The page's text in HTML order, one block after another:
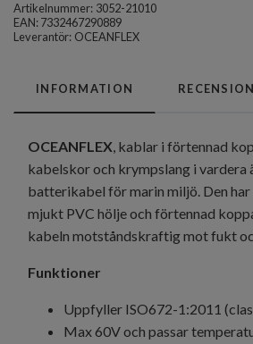
Artikelnummer: 3052-21010
EAN: 7332467290889
Leverantör: OCEANFLEX
INFORMATION
OCEANFLEX, kablar i förtennad
kabelskor och krympslang i vardera
batterikabel för marin miljö. Den
mjukt PVC hölje och förtennad
kabeln motståndskraftig mot fukt
Funktioner
Uppfyller ISO672-1:2011
Max 60V och passar